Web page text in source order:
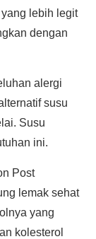
lebih legit
dengan
alergi
susu
Susu
ini.
Post
lemak sehat
yang
kolesterol